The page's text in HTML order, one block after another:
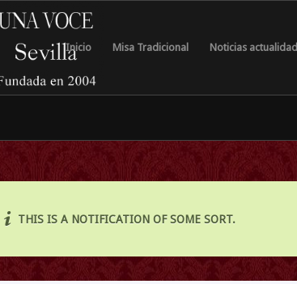
Inicio Misa Tradicional Noticias actualidad
THIS IS A NOTIFICATION OF SOME SORT.